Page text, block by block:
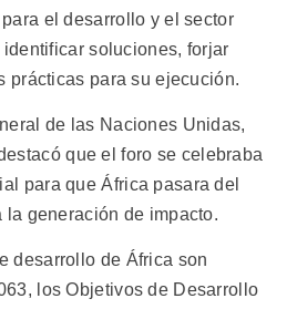
el desarrollo y el sector
soluciones, forjar
prácticas para su ejecución.
de las Naciones Unidas,
que el foro se celebraba
para que África pasara del
generación de impacto.
desarrollo de África son
los Objetivos de Desarrollo